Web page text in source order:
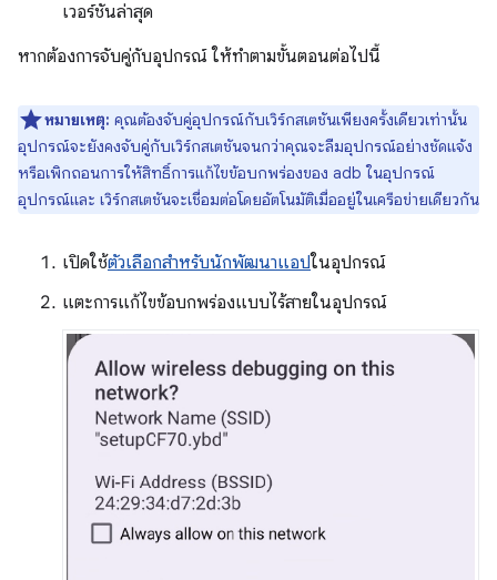
เวอร์ชันล่าสุด
หากต้องการจับคู่กับอุปกรณ์ ให้ทำตามขั้นตอนต่อไปนี้
หมายเหตุ: คุณต้องจับคู่อุปกรณ์กับเวิร์กสเตชันเพียงครั้งเดียวเท่านั้น
อุปกรณ์จะยังคงจับคู่กับเวิร์กสเตชันจนกว่าคุณจะลืมอุปกรณ์อย่างชัดแจ้ง
หรือเพิกถอนการให้สิทธิ์การแก้ไขข้อบกพร่องของ adb ในอุปกรณ์
อุปกรณ์และ เวิร์กสเตชันจะเชื่อมต่อโดยอัตโนมัติเมื่ออยู่ในเครือข่ายเดียวกัน
เปิดใช้ตัวเลือกสำหรับนักพัฒนาแอปในอุปกรณ์
แตะการแก้ไขข้อบกพร่องแบบไร้สายในอุปกรณ์